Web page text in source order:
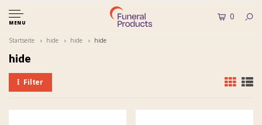
MENU
0
Startseite hide hide hide
hide
Filter